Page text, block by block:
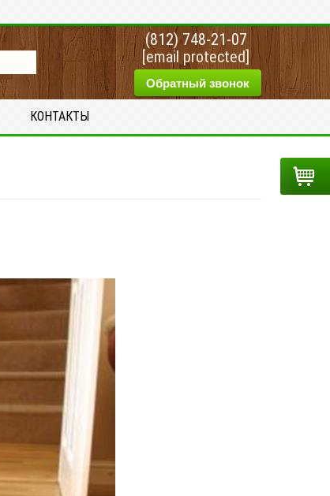
(812) 748-21-07
[email protected]
Обратный звонок
КОНТАКТЫ